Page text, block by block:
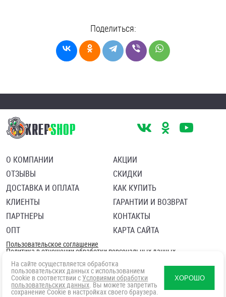
Поделиться:
О КОМПАНИИ
ОТЗЫВЫ
ДОСТАВКА И ОПЛАТА
КЛИЕНТЫ
ПАРТНЕРЫ
ОПТ
АКЦИИ
СКИДКИ
КАК КУПИТЬ
ГАРАНТИИ И ВОЗВРАТ
КОНТАКТЫ
КАРТА САЙТА
Пользовательское соглашение
Политика в отношении обработки персональных данных
На сайте осуществляется обработка
пользовательских данных с использованием
Cookie в соответствии с Условиями обработки
пользовательских данных. Вы можете запретить
сохранение Cookie в настройках своего браузера.
ХОРОШО